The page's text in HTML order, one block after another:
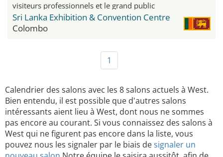
visiteurs professionnels et le grand public
Sri Lanka Exhibition & Convention Centre
Colombo
1
Calendrier des salons avec les 8 salons actuels à West.
Bien entendu, il est possible que d'autres salons
intéressants aient lieu à West, dont nous ne sommes
pas encore au courant. Si vous connaissez des salons à
West qui ne figurent pas encore dans la liste, vous
pouvez nous les signaler par le biais designaler un